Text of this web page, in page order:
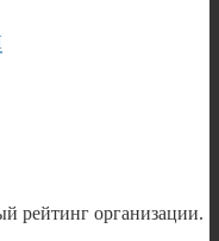
рейтинг организации.